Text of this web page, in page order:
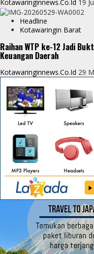
Kotawaringinnews.co.id 19
Headline
Kotawaringin Barat
Raihan WTP ke-12 Jadi
Keuangan Daerah
Kotawaringinnews.co.id 29